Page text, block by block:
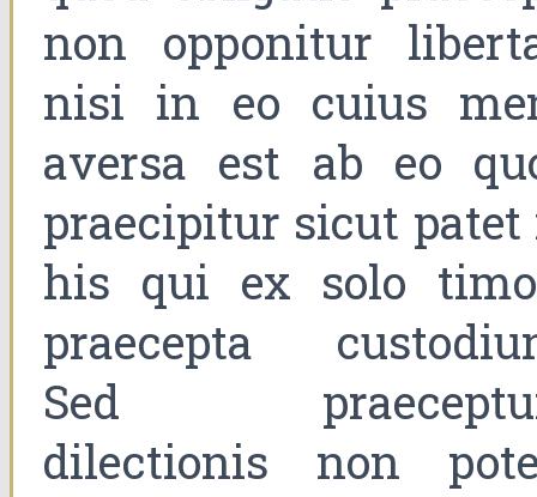
non opponitur
nisi in eo cuius
aversa est ab eo
praecipitur sicut
his qui ex solo
praecepta
Sed
dilectionis non